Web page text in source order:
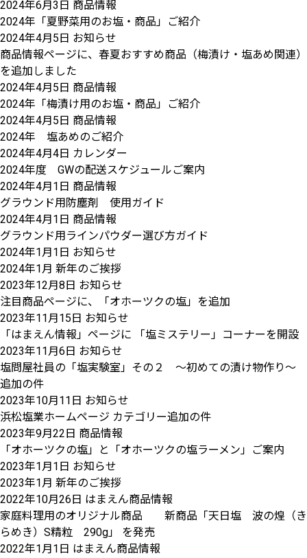
2024年6月3日 商品情報
2024年「夏野菜用のお塩・商品」ご紹介
2024年4月5日 お知らせ
商品情報ページに、春夏おすすめ商品（梅漬け・塩あめ関連）
を追加しました
2024年4月5日 商品情報
2024年「梅漬け用のお塩・商品」ご紹介
2024年4月5日 商品情報
2024年 塩あめのご紹介
2024年4月4日 カレンダー
2024年度 GWの配送スケジュールご案内
2024年4月1日 商品情報
グラウンド用防塵剤 使用ガイド
2024年4月1日 商品情報
グラウンド用ラインパウダー選び方ガイド
2024年1月1日 お知らせ
2024年1月 新年のご挨拶
2023年12月8日 お知らせ
注目商品ページに、「オホーツクの塩」を追加
2023年11月15日 お知らせ
「はまえん情報」ページに 「塩ミステリー」コーナーを開設
2023年11月6日 お知らせ
塩問屋社員の「塩実験室」その２ ～初めての漬け物作り～
追加の件
2023年10月11日 お知らせ
浜松塩業ホームページ カテゴリー追加の件
2023年9月22日 商品情報
「オホーツクの塩」と「オホーツクの塩ラーメン」ご案内
2023年1月1日 お知らせ
2023年1月 新年のご挨拶
2022年10月26日 はまえん商品情報
家庭料理用のオリジナル商品 新商品「天日塩 波の煌（き
らめき）S精粒 290g」 を発売
2022年1月1日 はまえん商品情報